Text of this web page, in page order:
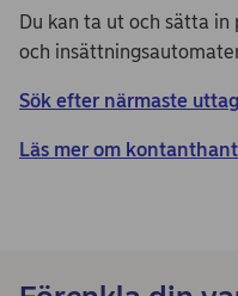
Du kan ta ut och sätta
och
Sök efter närmaste
Läs mer om